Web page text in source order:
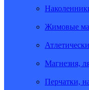
Жимовые
Магнезия,
Перчатки,